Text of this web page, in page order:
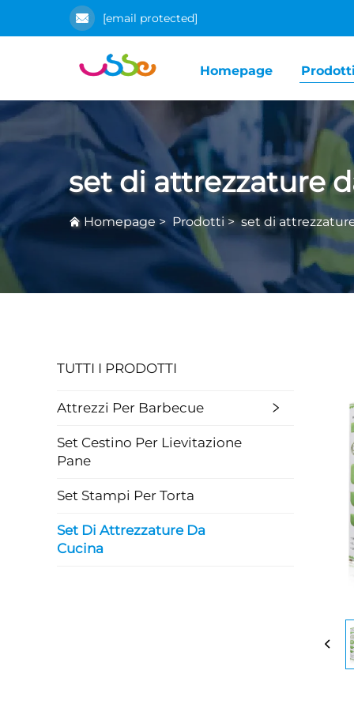
[email protected]
Homepage
set di attrezzature
Homepage > Prodotti >set di
TUTTI I PRODOTTI
Attrezzi Per Barbecue
Set Cestino Per Lievitazione
Pane
Set Stampi Per Torta
Set Di Attrezzature Da
Cucina